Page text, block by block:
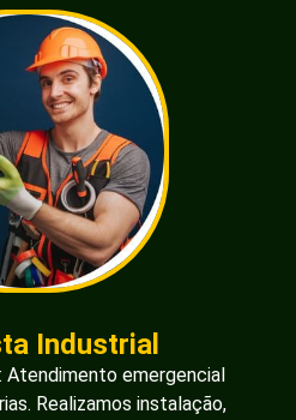
Industrial
emergencial
Realizamos instalação,